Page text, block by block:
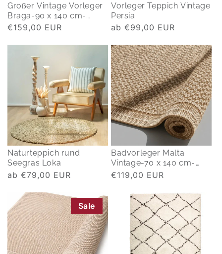
Großer Vintage Vorleger
Braga-90 x 140 cm-
grau-beige
Normaler
€159,00 EUR
Vorleger Teppich Vintage
Persia
Normaler
ab €99,00 EUR
Naturteppich rund
Seegras Loka
Normaler
ab €79,00 EUR
Badvorleger Malta
Vintage-70 x 140 cm-
natur
Normaler
€119,00 EUR
Sale